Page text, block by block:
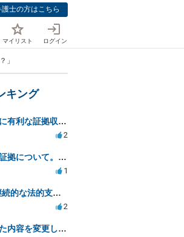
護士の方はこちら
マイリスト ログイン
」
キング
不貞行為に対する離婚に有利な証拠収集方法と法的手続きについて
2
慰謝料請求時の不定の証拠について。効力があるのか知りたい。
1
DV被害の緊急対応と継続的な法的支援を求む
2
協議離婚で一度了承した内容を変更したいです